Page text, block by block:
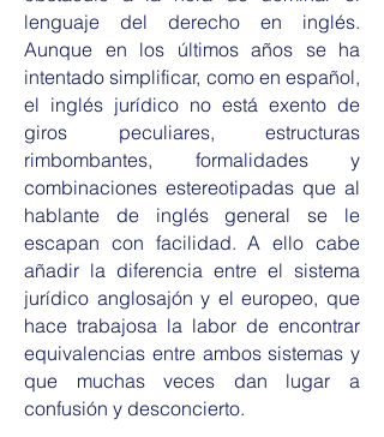
lenguaje del derecho en inglés.
Aunque en los últimos años se ha
intentado simplificar, como en español,
el inglés jurídico no está exento de
giros peculiares, estructuras
rimbombantes, formalidades y
combinaciones estereotipadas que al
hablante de inglés general se le
escapan con facilidad. A ello cabe
añadir la diferencia entre el sistema
jurídico anglosajón y el europeo, que
hace trabajosa la labor de encontrar
equivalencias entre ambos sistemas y
que muchas veces dan lugar a
confusión y desconcierto.